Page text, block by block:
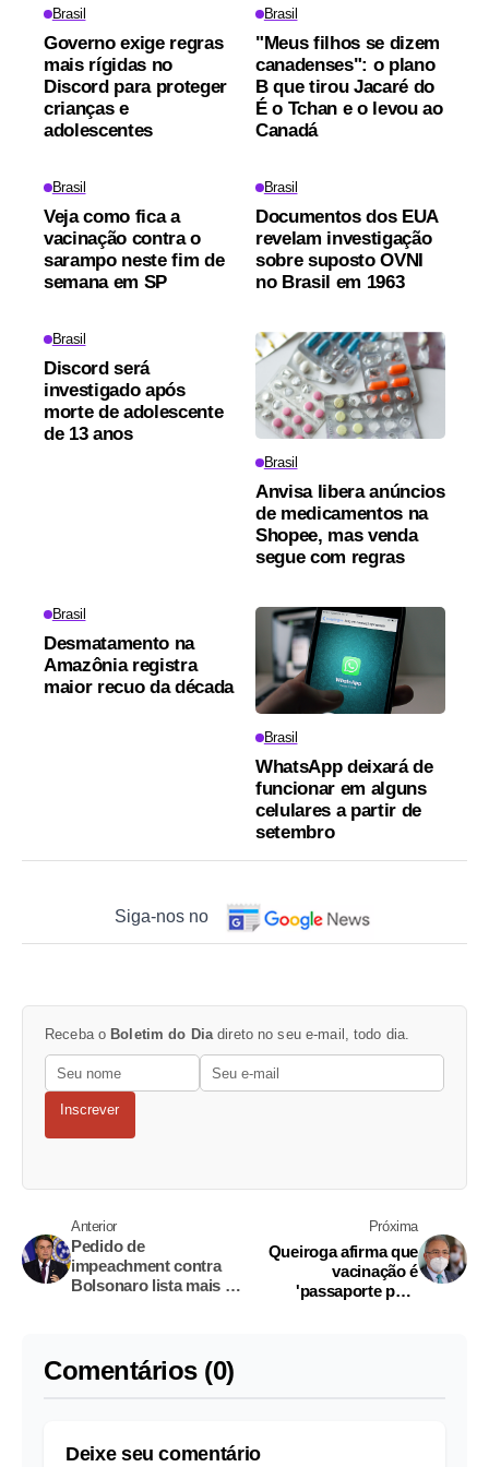
Brasil
Governo exige regras
mais rígidas no
Discord para proteger
crianças e
adolescentes
Brasil
"Meus filhos se dizem
canadenses": o plano
B que tirou Jacaré do
É o Tchan e o levou ao
Canadá
Brasil
Veja como fica a
vacinação contra o
sarampo neste fim de
semana em SP
Brasil
Documentos dos EUA
revelam investigação
sobre suposto OVNI
no Brasil em 1963
Brasil
Discord será
investigado após
morte de adolescente
de 13 anos
Brasil
Anvisa libera anúncios
de medicamentos na
Shopee, mas venda
segue com regras
Brasil
Desmatamento na
Amazônia registra
maior recuo da década
Brasil
WhatsApp deixará de
funcionar em alguns
celulares a partir de
setembro
Siga-nos no
Receba o Boletim do Dia direto no seu e-mail, todo dia.
Inscrever
Anterior
Pedido de
impeachment contra
Bolsonaro lista mais de
Próxima
Queiroga afirma que
vacinação é
'passaporte para
Comentários (0)
Deixe seu comentário